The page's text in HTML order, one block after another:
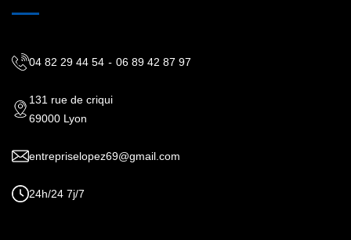
04 82 29 44 54 - 06 89 42 87 97
131 rue de criqui
69000 Lyon
entrepriselopez69@gmail.com
24h/24 7j/7